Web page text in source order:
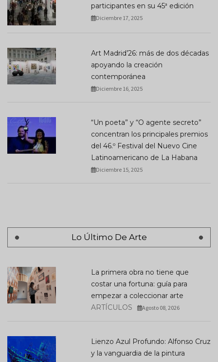
participantes en su 45ª edición
Diciembre 17, 2025
Art Madrid’26: más de dos décadas
apoyando la creación
contemporánea
Diciembre 16, 2025
“Un poeta” y “O agente secreto”
concentran los principales premios
del 46.º Festival del Nuevo Cine
Latinoamericano de La Habana
Diciembre 15, 2025
Lo Último De Arte
La primera obra no tiene que
costar una fortuna: guía para
empezar a coleccionar arte
ARTÍCULOS
Agosto 08, 2026
Lienzo Azul Profundo: Alfonso Cruz
y la vanguardia de la pintura